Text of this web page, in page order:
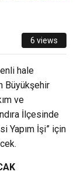
6 views
hale
Büyükşehir
ve
İlçesinde
Yapım İşi” için